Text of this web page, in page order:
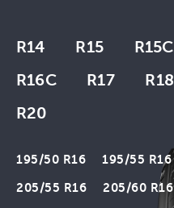
R14 R15 R15C
R16C
R17 R18
R20
195/50 R16 195/55 R16
205/55 R16
205/60 R16